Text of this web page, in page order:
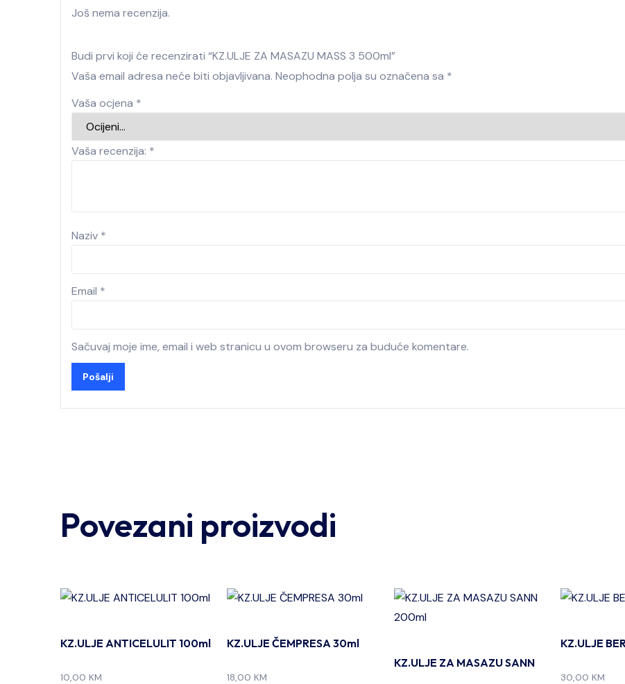
Još nema recenzija.
Budi prvi koji će recenzirati “KZ.ULJE ZA MASAZU MASS 3 500ml”
Vaša email adresa neće biti objavljivana. Neophodna polja su označena sa *
Vaša ocjena *
Vaša recenzija: *
Naziv *
Email *
Sačuvaj moje ime, email i web stranicu u ovom browseru za buduće komentare.
Povezani proizvodi
KZ.ULJE ANTICELULIT 100ml
10,00 KM
KZ.ULJE ČEMPRESA 30ml
18,00 KM
KZ.ULJE ZA MASAZU SANN
KZ.ULJE
30,00 KM